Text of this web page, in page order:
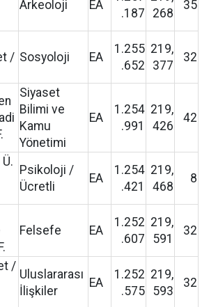
Arkeoloji EA
.187
268
35
/ Sosyoloji EA
1.255
.652
219,
377
32
Siyaset
Bilimi ve
Kamu
Yönetimi
EA
1.254
.991
219,
426
42
Psikoloji /
Ücretli
EA
1.254
.421
219,
468
8
Felsefe EA
1.252
.607
219,
591
32
/
Uluslararası
İlişkiler
EA
1.252
.575
219,
593
32